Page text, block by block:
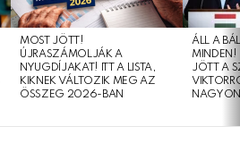
MOST JÖTT!
ÚJRASZÁMOLJÁK A
NYUGDÍJAKAT! ITT A LISTA,
KIKNEK VÁLTOZIK MEG AZ
ÖSSZEG 2026-BAN
ÁLL A
MINDEN!
JÖTT A